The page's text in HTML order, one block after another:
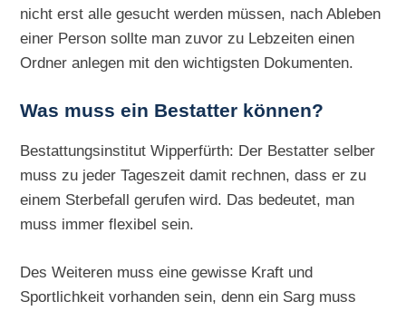
nicht erst alle gesucht werden müssen, nach Ableben
einer Person sollte man zuvor zu Lebzeiten einen
Ordner anlegen mit den wichtigsten Dokumenten.
Was muss ein Bestatter können?
Bestattungsinstitut Wipperfürth: Der Bestatter selber
muss zu jeder Tageszeit damit rechnen, dass er zu
einem Sterbefall gerufen wird. Das bedeutet, man
muss immer flexibel sein.
Des Weiteren muss eine gewisse Kraft und
Sportlichkeit vorhanden sein, denn ein Sarg muss